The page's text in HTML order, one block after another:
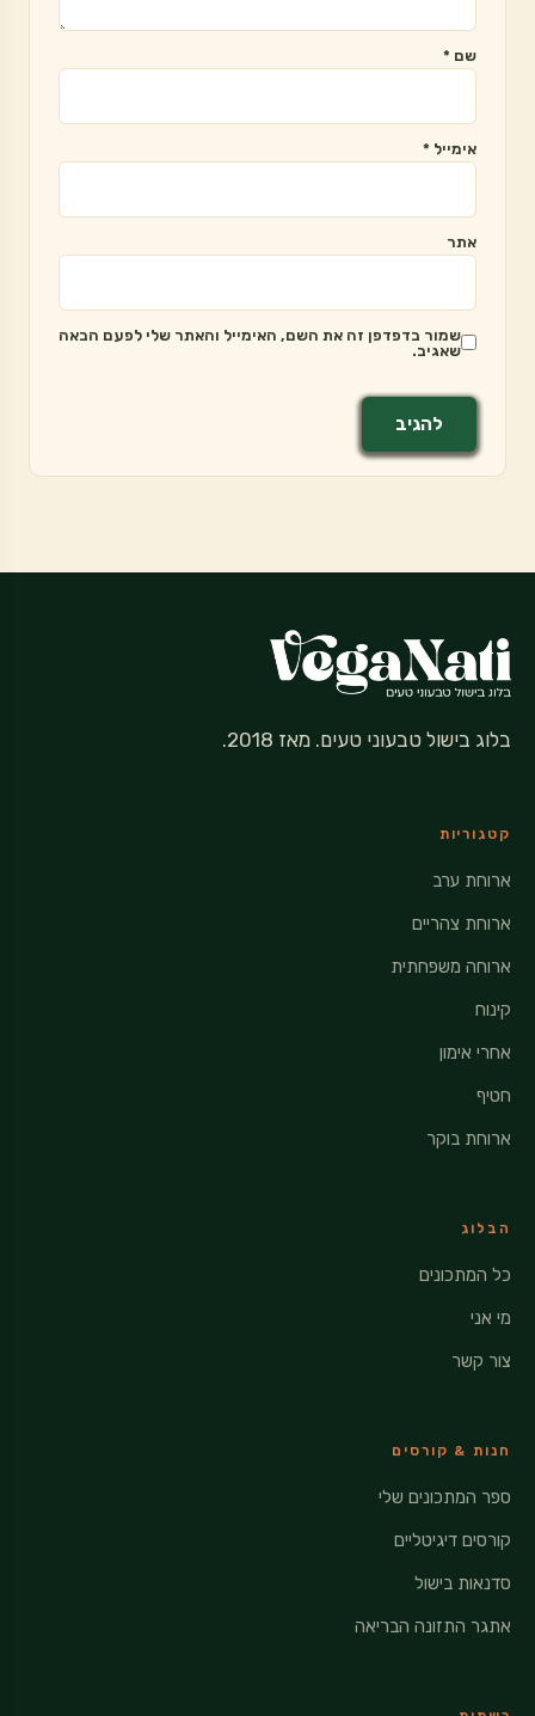
שם *
אימייל *
אתר
שמור בדפדפן זה את השם, האימייל והאתר שלי לפעם הבאה
שאגיב.
בלוג בישול טבעוני טעים. מאז 2018.
קטגוריות
ארוחת ערב
ארוחת צהריים
ארוחה משפחתית
קינוח
אחרי אימון
חטיף
ארוחת בוקר
הבלוג
כל המתכונים
מי אני
צור קשר
חנות & קורסים
ספר המתכונים שלי
קורסים דיגיטליים
סדנאות בישול
אתגר התזונה הבריאה